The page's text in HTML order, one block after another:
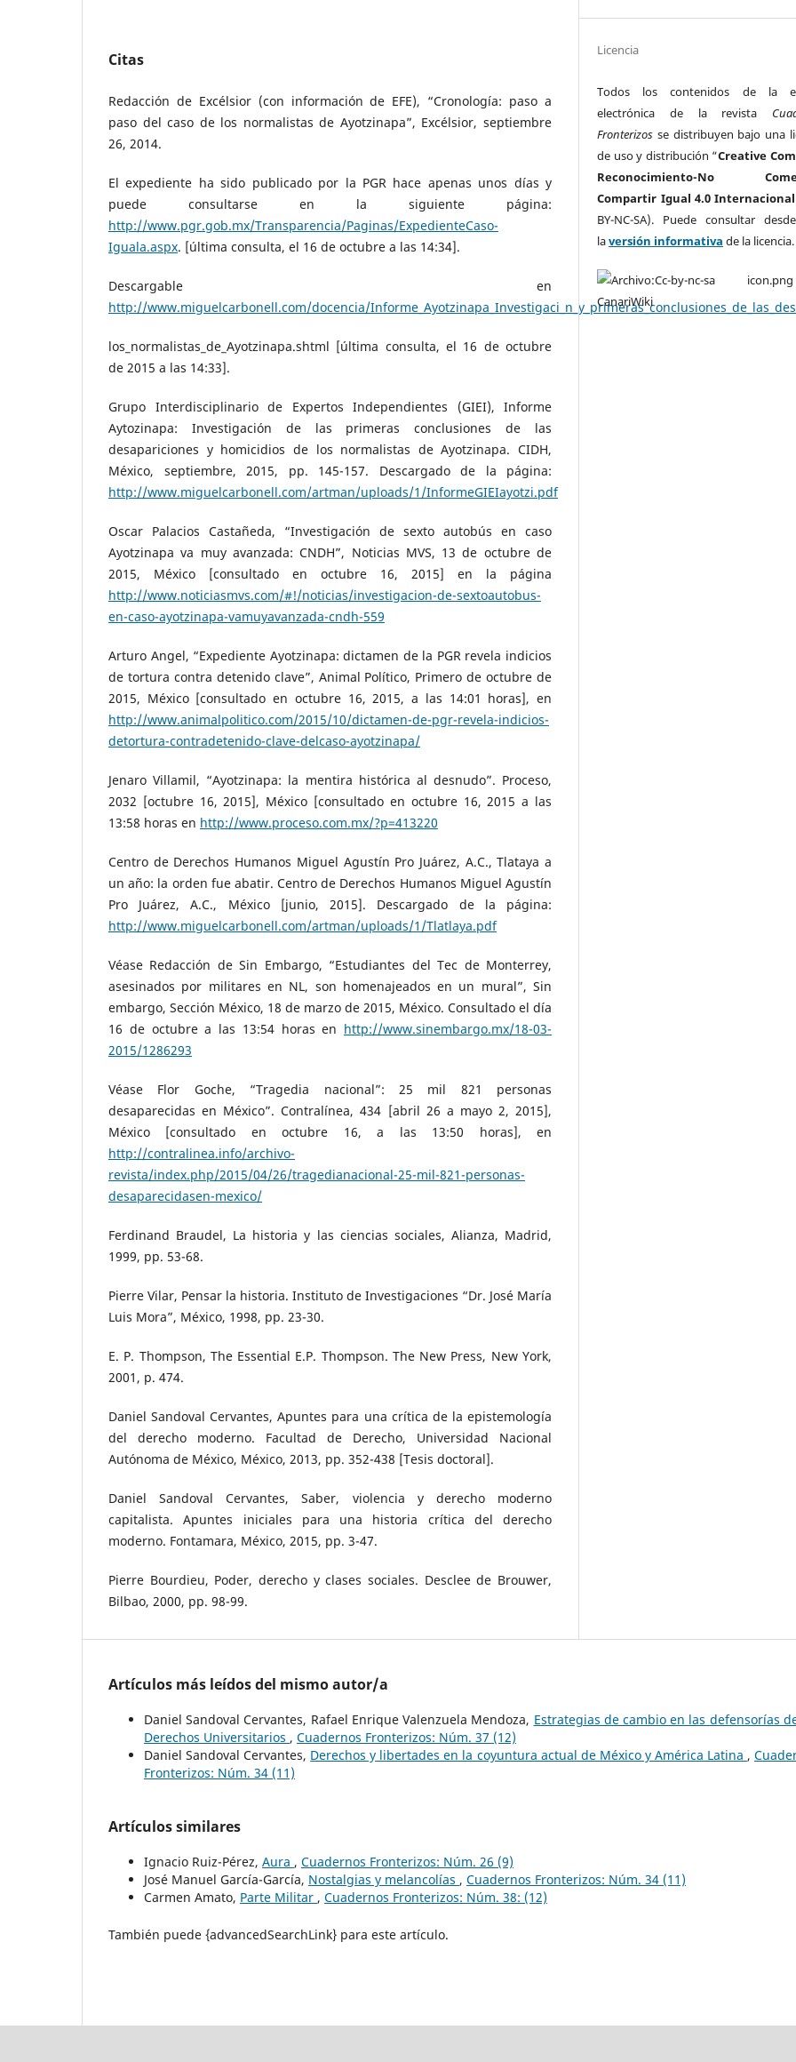
Citas
Redacción de Excélsior (con información de EFE), “Cronología: paso a
paso del caso de los normalistas de Ayotzinapa”, Excélsior, septiembre
26, 2014.
El expediente ha sido publicado por la PGR hace apenas unos días y
puede consultarse en la siguiente página:
http://www.pgr.gob.mx/Transparencia/Paginas/ExpedienteCaso-
Iguala.aspx. [última consulta, el 16 de octubre a las 14:34].
Descargable en
http://www.miguelcarbonell.com/docencia/
los_normalistas_de_Ayotzinapa.shtml [última consulta, el 16 de octubre
de 2015 a las 14:33].
Grupo Interdisciplinario de Expertos Independientes (GIEI), Informe
Aytozinapa: Investigación de las primeras conclusiones de las
desapariciones y homicidios de los normalistas de Ayotzinapa. CIDH,
México, septiembre, 2015, pp. 145-157. Descargado de la página:
http://www.miguelcarbonell.com/artman/uploads/1/InformeGIEIayotzi.pdf
Oscar Palacios Castañeda, “Investigación de sexto autobús en caso
Ayotzinapa va muy avanzada: CNDH”, Noticias MVS, 13 de octubre de
2015, México [consultado en octubre 16, 2015] en la página
http://www.noticiasmvs.com/#!/noticias/investigacion-de-sextoautobus-
en-caso-ayotzinapa-vamuyavanzada-cndh-559
Arturo Angel, “Expediente Ayotzinapa: dictamen de la PGR revela indicios
de tortura contra detenido clave”, Animal Político, Primero de octubre de
2015, México [consultado en octubre 16, 2015, a las 14:01 horas], en
http://www.animalpolitico.com/2015/10/dictamen-de-pgr-revela-indicios-
detortura-contradetenido-clave-delcaso-ayotzinapa/
Jenaro Villamil, “Ayotzinapa: la mentira histórica al desnudo”. Proceso,
2032 [octubre 16, 2015], México [consultado en octubre 16, 2015 a las
13:58 horas en http://www.proceso.com.mx/?p=413220
Centro de Derechos Humanos Miguel Agustín Pro Juárez, A.C., Tlataya a
un año: la orden fue abatir. Centro de Derechos Humanos Miguel Agustín
Pro Juárez, A.C., México [junio, 2015]. Descargado de la página:
http://www.miguelcarbonell.com/artman/uploads/1/Tlatlaya.pdf
Véase Redacción de Sin Embargo, “Estudiantes del Tec de Monterrey,
asesinados por militares en NL, son homenajeados en un mural”, Sin
embargo, Sección México, 18 de marzo de 2015, México. Consultado el día
16 de octubre a las 13:54 horas en http://www.sinembargo.mx/18-03-
2015/1286293
Véase Flor Goche, “Tragedia nacional”: 25 mil 821 personas
desaparecidas en México”. Contralínea, 434 [abril 26 a mayo 2, 2015],
México [consultado en octubre 16, a las 13:50 horas], en
http://contralinea.info/archivo-
revista/index.php/2015/04/26/tragedianacional-25-mil-821-personas-
desaparecidasen-mexico/
Ferdinand Braudel, La historia y las ciencias sociales, Alianza, Madrid,
1999, pp. 53-68.
Pierre Vilar, Pensar la historia. Instituto de Investigaciones “Dr. José María
Luis Mora”, México, 1998, pp. 23-30.
E. P. Thompson, The Essential E.P. Thompson. The New Press, New York,
2001, p. 474.
Daniel Sandoval Cervantes, Apuntes para una crítica de la epistemología
del derecho moderno. Facultad de Derecho, Universidad Nacional
Autónoma de México, México, 2013, pp. 352-438 [Tesis doctoral].
Daniel Sandoval Cervantes, Saber, violencia y derecho moderno
capitalista. Apuntes iniciales para una historia crítica del derecho
moderno. Fontamara, México, 2015, pp. 3-47.
Pierre Bourdieu, Poder, derecho y clases sociales. Desclee de Brouwer,
Bilbao, 2000, pp. 98-99.
Licencia
Todos los contenidos de la
electrónica de la revista
Fronterizos se distribuyen bajo una
de uso y distribución “Creative
Reconocimiento-No
Compartir Igual 4.0 Internacional
BY-NC-SA). Puede consultar
laversión informativa de la licencia.
Artículos más leídos del mismo autor/a
Daniel Sandoval Cervantes, Rafael Enrique Valenzuela Mendoza, Estrategias de cambio en las defensorías
Derechos Universitarios , Cuadernos Fronterizos: Núm. 37 (12)
Daniel Sandoval Cervantes, Derechos y libertades en la coyuntura actual de México y América Latina ,
Fronterizos: Núm. 34 (11)
Artículos similares
Ignacio Ruiz-Pérez, Aura , Cuadernos Fronterizos: Núm. 26 (9)
José Manuel García-García, Nostalgias y melancolías , Cuadernos Fronterizos: Núm. 34 (11)
Carmen Amato, Parte Militar , Cuadernos Fronterizos: Núm. 38: (12)
También puede {advancedSearchLink} para este artículo.